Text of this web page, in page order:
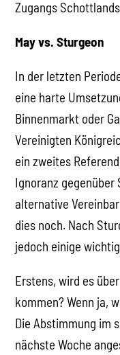
Zugangs
May vs. Sturgeon
In der letzten
eine harte
Binnenmarkt oder
Vereinigten
ein zweites
Ignoranz gegenüber
alternative
dies noch. Nach
jedoch einige
Erstens, wird es
kommen? Wenn ja,
Die Abstimmung im
nächste Woche